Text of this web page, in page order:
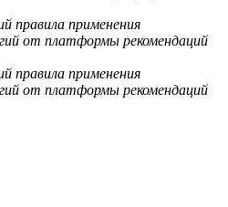
правила применения
от платформы рекомендаций
правила применения
от платформы рекомендаций